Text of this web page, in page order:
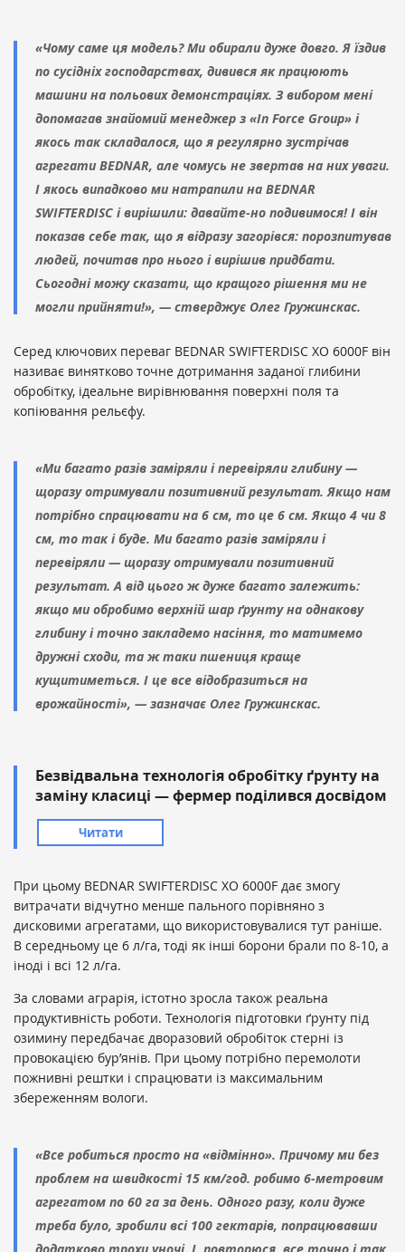
«Чому саме ця модель? Ми обирали дуже довго. Я їздив
по сусідніх господарствах, дивився як працюють
машини на польових демонстраціях. З вибором мені
допомагав знайомий менеджер з «In Force Group» і
якось так складалося, що я регулярно зустрічав
агрегати BEDNAR, але чомусь не звертав на них уваги.
І якось випадково ми натрапили на BEDNAR
SWIFTERDISC і вирішили: давайте-но подивимося! І він
показав себе так, що я відразу загорівся: порозпитував
людей, почитав про нього і вирішив придбати.
Сьогодні можу сказати, що кращого рішення ми не
могли прийняти!», — стверджує Олег Гружинскас.
Серед ключових переваг BEDNAR SWIFTERDISС XO 6000F він
називає винятково точне дотримання заданої глибини
обробітку, ідеальне вирівнювання поверхні поля та
копіювання рельєфу.
«Ми багато разів заміряли і перевіряли глибину —
щоразу отримували позитивний результат. Якщо нам
потрібно спрацювати на 6 см, то це 6 см. Якщо 4 чи 8
см, то так і буде. Ми багато разів заміряли і
перевіряли — щоразу отримували позитивний
результат. А від цього ж дуже багато залежить:
якщо ми обробимо верхній шар ґрунту на однакову
глибину і точно закладемо насіння, то матимемо
дружні сходи, та ж таки пшениця краще
кущитиметься. І це все відобразиться на
врожайності», — зазначає Олег Гружинскас.
Безвідвальна технологія обробітку ґрунту на
заміну класиці — фермер поділився досвідом
Читати
При цьому BEDNAR SWIFTERDISС XO 6000F дає змогу
витрачати відчутно менше пального порівняно з
дисковими агрегатами, що використовувалися тут раніше.
В середньому це 6 л/га, тоді як інші борони брали по 8-10, а
іноді і всі 12 л/га.
За словами аграрія, істотно зросла також реальна
продуктивність роботи. Технологія підготовки ґрунту під
озимину передбачає дворазовий обробіток стерні із
провокацією бур’янів. При цьому потрібно перемолоти
пожнивні рештки і спрацювати із максимальним
збереженням вологи.
«Все робиться просто на «відмінно». Причому ми без
проблем на швидкості 15 км/год. робимо 6-метровим
агрегатом по 60 га за день. Одного разу, коли дуже
треба було, зробили всі 100 гектарів, попрацювавши